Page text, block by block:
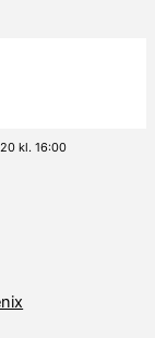
kl. 16:00